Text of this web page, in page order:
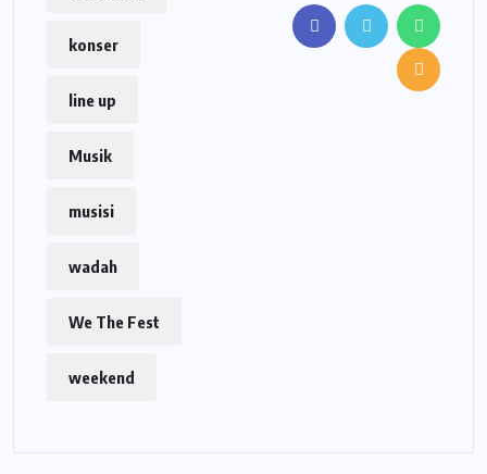
konser
line up
Musik
musisi
wadah
We The Fest
weekend